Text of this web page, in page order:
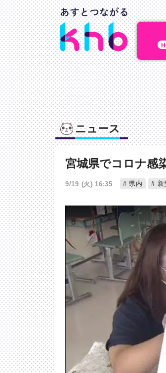
ニュース
宮城県でコロナ感
9/19 (火) 16:35 県内 新